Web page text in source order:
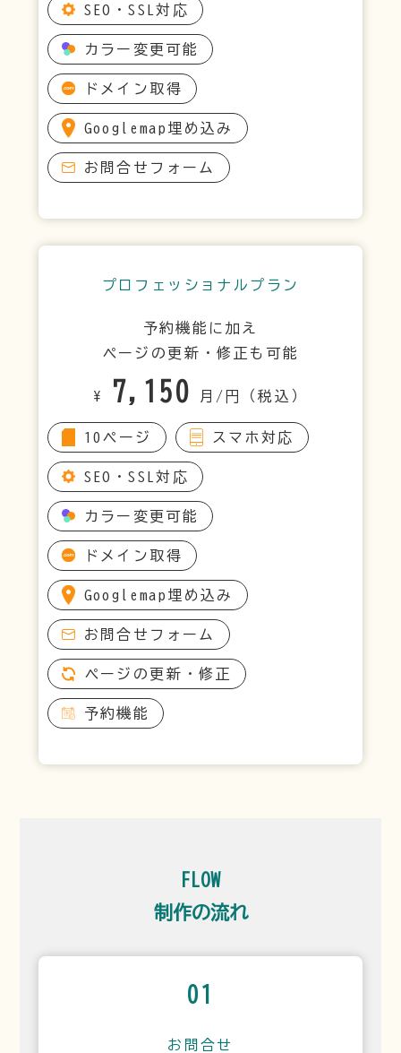
SEO・SSL対応
カラー変更可能
ドメイン取得
Googlemap埋め込み
お問合せフォーム
プロフェッショナルプラン
予約機能に加え
ページの更新・修正も可能
¥ 7,150 月/円（税込）
10ページ スマホ対応
SEO・SSL対応
カラー変更可能
ドメイン取得
Googlemap埋め込み
お問合せフォーム
ページの更新・修正
予約機能
FLOW
制作の流れ
01
お問合せ